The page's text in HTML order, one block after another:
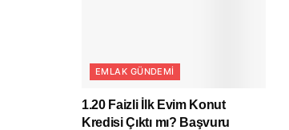
EMLAK GÜNDEMI
1.20 Faizli İlk Evim Konut
Kredisi Çıktı mı? Başvuru